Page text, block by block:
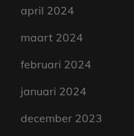
april 2024
maart 2024
februari 2024
januari 2024
december 2023